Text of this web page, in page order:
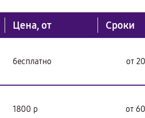
Цена, от Сроки
бесплатно от
1800 р от